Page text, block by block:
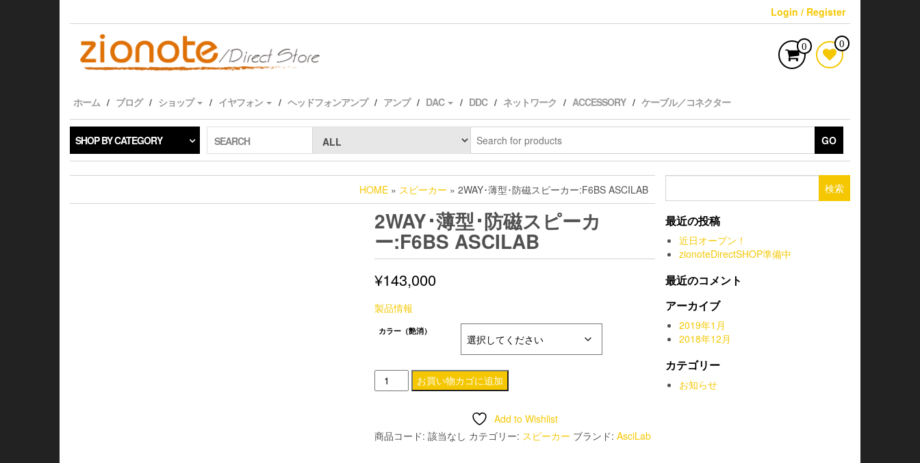
Login / Register
0 0
ホーム ブログ ショップ イヤフォン ヘッドフォンアンプ アンプ DAC DDC ネットワーク ACCESSORY ケーブル／コネクター
SHOP BY CATEGORY SEARCH GO
HOME » スピーカー » 2WAY･薄型･防磁スピーカー:F6BS ASCILAB
2WAY･薄型･防磁スピーカ
ー:F6BS ASCILAB
¥143,000
製品情報
カラー（艶消）
2way･
薄
防
磁
お買い物カゴに追加
Add to Wishlist
商品コード: 該当なし カテゴリー: スピーカー ブランド: AsciLab
最近の投稿
近日オープン！
zionoteDirectSHOP準備中
最近のコメント
アーカイブ
2019年1月
2018年12月
カテゴリー
お知らせ